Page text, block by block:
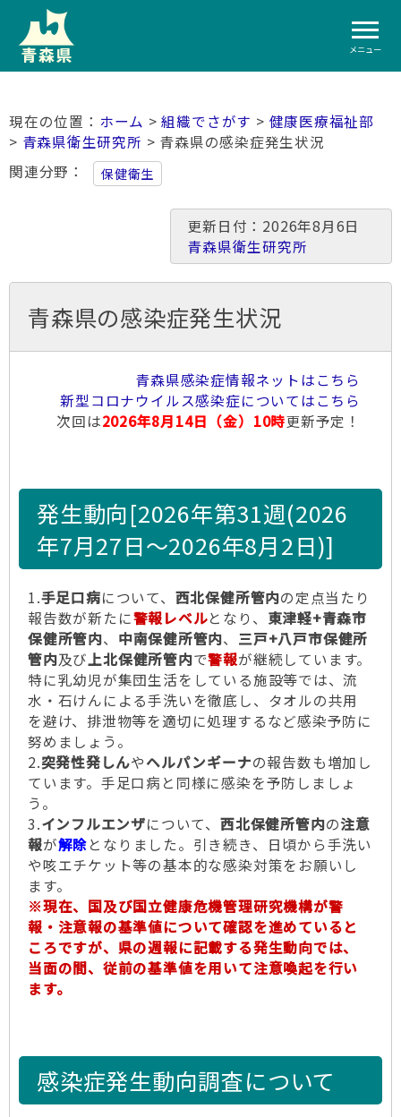
メニュー
ホーム >組織でさがす > 健康医療福祉部
> 青森県衛生研究所 > 青森県の感染症発生状況
関連分野
保健衛生
更新日付：2026年8月6日
青森県衛生研究所
青森県の感染症発生状況
青森県感染症情報ネットはこちら
新型コロナウイルス感染症についてはこちら
次回は2026年8月14日（金）10時更新予定！
発生動向[2026年第31週(2026
年7月27日～2026年8月2日)]
1.手足口病について、 西北保健所管内の定点当たり
報告数が新たに警報レベルとなり、 東津軽+青森市
保健所管内、 中南保健所管内、 三戸+八戸市保健所
管内及び上北保健所管内で警報が継続しています。
特に乳幼児が集団生活をしている施設等では、流
水・石けんによる手洗いを徹底し、タオルの共用
を避け、排泄物等を適切に処理するなど感染予防に
努めましょう。
2.突発性発しんやヘルパンギーナの報告数も増加し
ています。手足口病と同様に感染を予防しましょ
う。
3.インフルエンザについて、 西北保健所管内の注意
報が解除となりました。引き続き、日頃から手洗い
や咳エチケット等の基本的な感染対策をお願いし
ます。
※現在、国及び国立健康危機管理研究機構が警
報・注意報の基準値について確認を進めていると
ころですが、県の週報に記載する発生動向では、
当面の間、従前の基準値を用いて注意喚起を行い
ます。
感染症発生動向調査について